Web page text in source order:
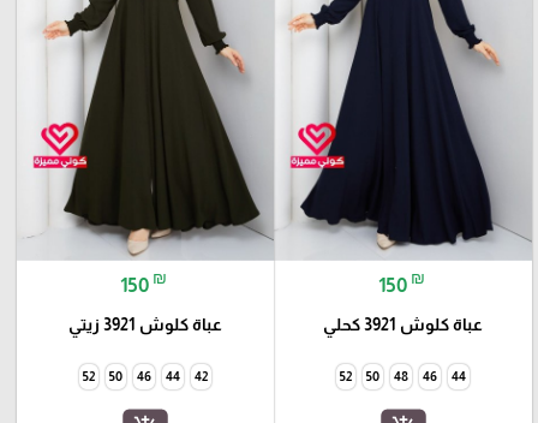
150 ₪
عباة كلوش 3921 كحلي
44
46
48
50
52
150 ₪
عباة كلوش 3921 زيتي
42
44
46
50
52